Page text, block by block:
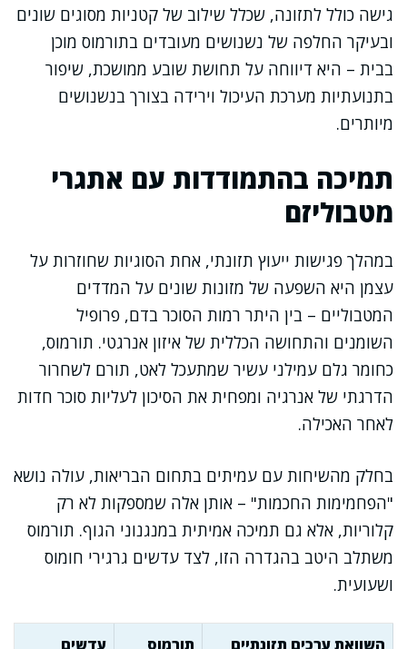
גישה כולל לתזונה, שכלל שילוב של קטניות מסוגים שונים
ובעיקר החלפה של נשנושים מעובדים בתורמוס מוכן
בבית – היא דיווחה על תחושת שובע ממושכת, שיפור
בתנועתיות מערכת העיכול וירידה בצורך בנשנושים
מיותרים.
תמיכה בהתמודדות עם אתגרי
מטבוליזם
במהלך פגישות ייעוץ תזונתי, אחת הסוגיות שחוזרות על
עצמן היא השפעה של מזונות שונים על המדדים
המטבוליים – בין היתר רמות הסוכר בדם, פרופיל
השומנים והתחושה הכללית של איזון אנרגטי. תורמוס,
כחומר גלם עמילני עשיר שמתעכל לאט, תורם לשחרור
הדרגתי של אנרגיה ומפחית את הסיכון לעליות סוכר חדות
לאחר האכילה.
בחלק מהשיחות עם עמיתים בתחום הבריאות, עולה נושא
"הפחמימות החכמות" – אותן אלה שמספקות לא רק
קלוריות, אלא גם תמיכה אמיתית במנגנוני הגוף. תורמוס
משתלב היטב בהגדרה הזו, לצד עדשים גרגירי חומוס
ושעועית.
השוואת ערכים תזונתיים תורמוס עדשים